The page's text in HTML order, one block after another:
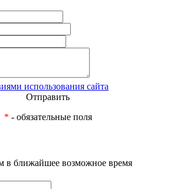
использования сайта
Отправить
* - обязательные поля
в ближайшее возможное время